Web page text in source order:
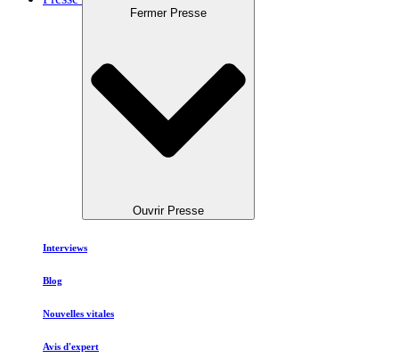
Fermer Presse
Ouvrir Presse
Interviews
Blog
Nouvelles vitales
Avis d'expert